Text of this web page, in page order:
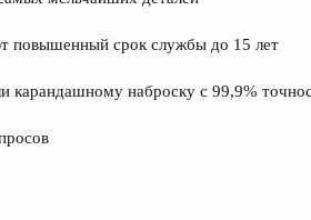
повышенный срок службы до 15 лет​
наброску с 99,9%